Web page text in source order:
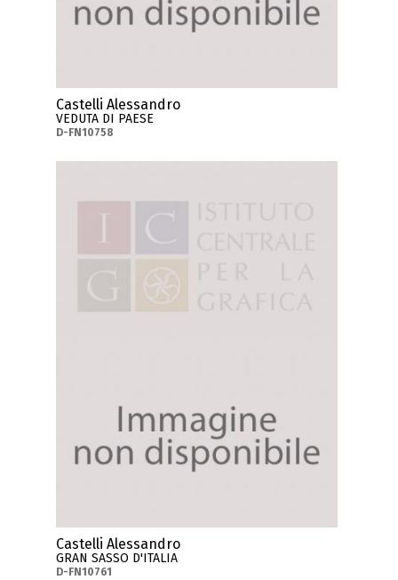
Castelli Alessandro
VEDUTA DI PAESE
D-FN10758
Castelli Alessandro
GRAN SASSO D'ITALIA
D-FN10761